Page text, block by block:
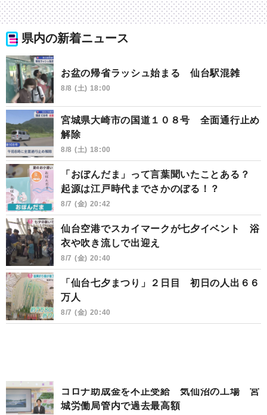
県内の新着ニュース
お盆の帰省ラッシュ始まる 仙台駅混雑
8/8 (土) 18:00
宮城県大崎市の国道１０８号 全面通行止め
解除
8/8 (土) 18:00
「おぼんだま」って言葉聞いたことある？
起源は江戸時代までさかのぼる！？
8/7 (金) 20:42
仙台空港でスカイマークが七夕イベント 浴
衣や吹き流しで出迎え
8/7 (金) 20:40
「仙台七夕まつり」２日目 初日の人出６６
万人
8/7 (金) 20:40
コロナ助成金を不正受給 気仙沼の工場 宮
城労働局管内で過去最高額